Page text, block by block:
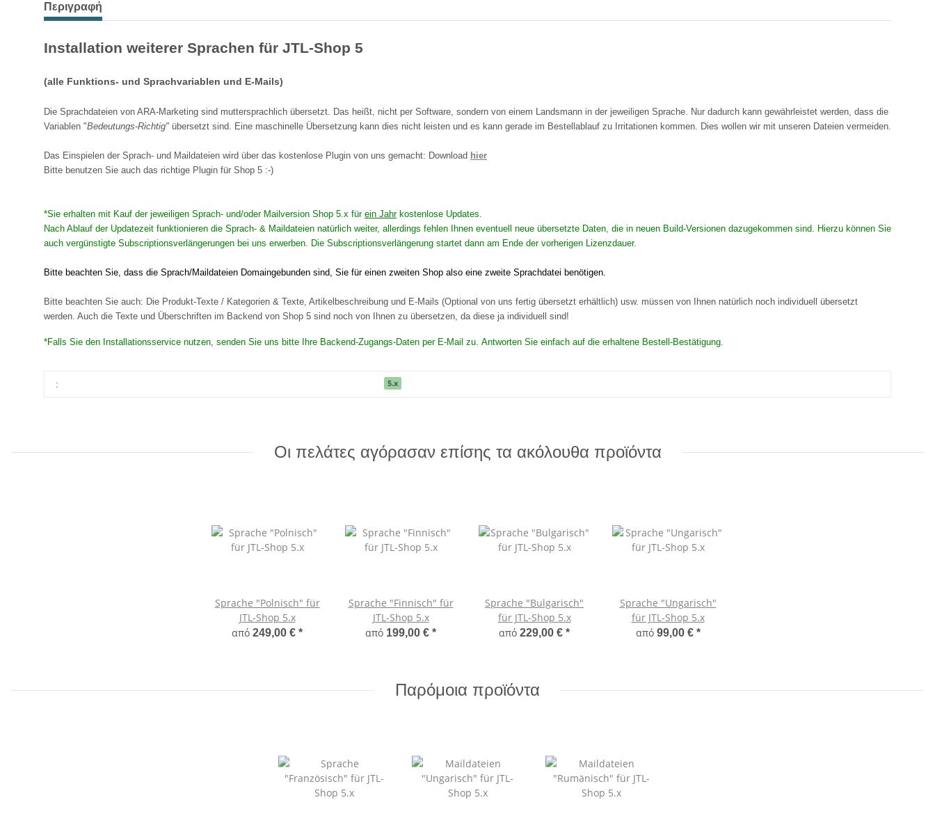
Περιγραφή
Installation weiterer Sprachen für JTL-Shop 5
(alle Funktions- und Sprachvariablen und E-Mails)
Die Sprachdateien von ARA-Marketing sind muttersprachlich übersetzt. Das heißt, nicht per Software, sondern von einem Landsmann in der jeweiligen Sprache. Nur dadurch kann gewährleistet werden, dass die
Variablen "Bedeutungs-Richtig" übersetzt sind. Eine maschinelle Übersetzung kann dies nicht leisten und es kann gerade im Bestellablauf zu Irritationen kommen. Dies wollen wir mit unseren Dateien vermeiden.
Das Einspielen der Sprach- und Maildateien wird über das kostenlose Plugin von uns gemacht: Download hier
Bitte benutzen Sie auch das richtige Plugin für Shop 5 :-)
*Sie erhalten mit Kauf der jeweiligen Sprach- und/oder Mailversion Shop 5.x für ein Jahrkostenlose Updates.
Nach Ablauf der Updatezeit funktionieren die Sprach- & Maildateien natürlich weiter, allerdings fehlen Ihnen eventuell neue übersetzte Daten, die in neuen Build-Versionen dazugekommen sind. Hierzu können Sie
auch vergünstigte Subscriptionsverlängerungen bei uns erwerben. Die Subscriptionsverlängerung startet dann am Ende der vorherigen Lizenzdauer.
Bitte beachten Sie, dass die Sprach/Maildateien Domaingebunden sind, Sie für einen zweiten Shop also eine zweite Sprachdatei benötigen.
Bitte beachten Sie auch: Die Produkt-Texte / Kategorien & Texte, Artikelbeschreibung und E-Mails (Optional von uns fertig übersetzt erhältlich) usw. müssen von Ihnen natürlich noch individuell übersetzt
werden. Auch die Texte und Überschriften im Backend von Shop 5 sind noch von Ihnen zu übersetzen, da diese ja individuell sind!
*Falls Sie den Installationsservice nutzen, senden Sie uns bitte Ihre Backend-Zugangs-Daten per E-Mail zu. Antworten Sie einfach auf die erhaltene Bestell-Bestätigung.
: 5.x
Οι πελάτες αγόρασαν επίσης τα ακόλουθα προϊόντα
Sprache "Polnisch" für
JTL-Shop 5.x
από 249,00 € *
Sprache "Finnisch" für
JTL-Shop 5.x
από 199,00 € *
Sprache "Bulgarisch"
für JTL-Shop 5.x
από 229,00 € *
Sprache "Ungarisch"
für JTL-Shop 5.x
από 99,00 € *
Παρόμοια προϊόντα